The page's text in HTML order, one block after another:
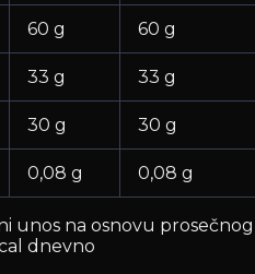
60 g 60 g
33 g 33 g
30 g 30 g
0,08 g 0,08 g
unos na osnovu prosečnog
dnevno